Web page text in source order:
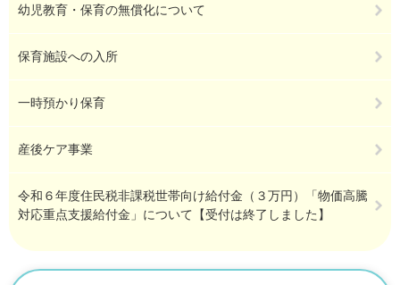
幼児教育・保育の無償化について
保育施設への入所
一時預かり保育
産後ケア事業
令和６年度住民税非課税世帯向け給付金（３万円）「物価高騰
対応重点支援給付金」について【受付は終了しました】